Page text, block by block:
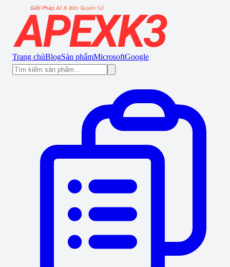
Trang chủBlogSản phẩmMicrosoftGoogle